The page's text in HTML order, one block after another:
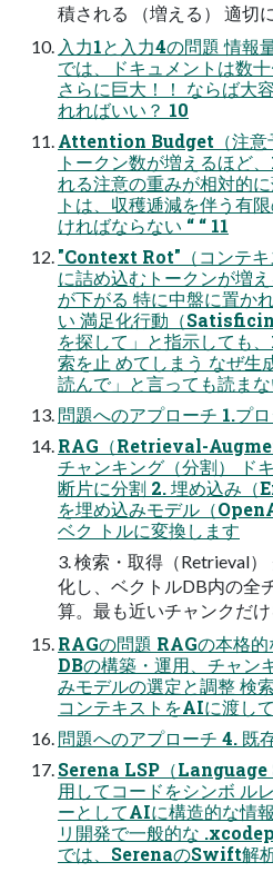
積される （増える） 適切
入力1と入力4の問題 情報
では、ドキュメントは数
さらに巨大！！ ならば大
れればいい？ 10
Attention Budget（注意
トークン数が増えるほど
れる注意の重みが相対的
トは、収穫逓減を伴う有
ければならない “ “ 11
"Context Rot"（コンテキ
に詰め込むトークンが増
が下がる 特に中盤に置か
い 満足化行動（
を探して」と指示しても
索を止 めてしまう なぜ
読んで」と言っても読ま
問題へのアプローチ 1.プ
RAG（Retrieval-
チャンキング（分割） ド
断片に分割 2. 埋め込み（
を埋め込みモデル（
ベク トルに変換します
3. 検索・取得（Retrieval
化し、ベクトルDB内の全
算。最も近いチャンクだ
RAGの問題 RAGの本格
DBの構築・運用、チャン
みモデルの選定と調整 検
コンテキストをAIに渡し
問題へのアプローチ 4. 既
Serena LSP（
用してコードをシンボ ル
ーとしてAIに構造的な情
リ開発で一般的な
では、SerenaのSwift解